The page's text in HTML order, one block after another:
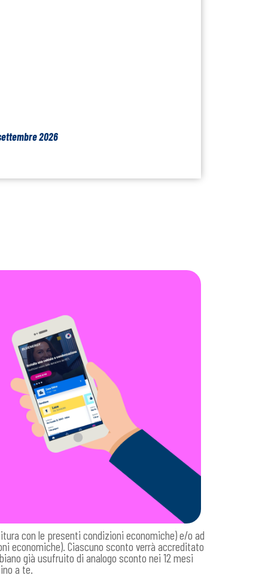
2026
con le presenti condizioni economiche) e/o ad
economiche). Ciascuno sconto verrà accreditato
già usufruito di analogo sconto nei 12 mesi
a te.